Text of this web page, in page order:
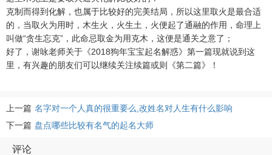
克制而得到化解，也属于比较好的完美结局，所以这里取火是最合适
的，当取火为用时，木生火，火生土，火便起了通融的作用，命理上
叫做“贪生忘克”，此命忌取金为用克木，这便是通关之意了；
好了，谢咏老师关于《2018狗年宝宝起名解惑》第一篇现就说到这
里，有兴趣的朋友们可以继续关注续篇或则《第二篇》！
上一篇 名字对一个人真的很重要么,改姓名对人生有什么影响
下一篇 盘点哪些比较有名气的起名大师
评论